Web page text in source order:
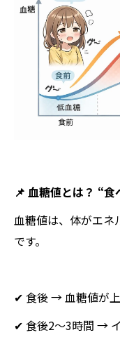
📌 血糖値とは？ “
血糖値は、体がエネ
です。
✔ 食後 → 血糖値が
✔ 食後2〜3時間 →